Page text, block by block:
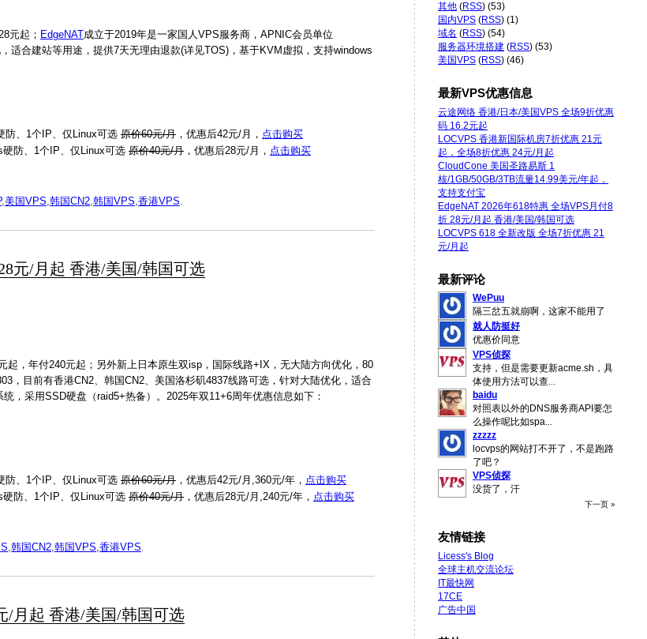
元起； EdgeNAT成立于2019年是一家国人VPS服务商，APNIC会员单位
适合建站等用途，提供7天无理由退款(详见TOS)，基于KVM虚拟，支持windows
防、1个IP、仅Linux可选 原价60元/月 ，优惠后42元/月， 点击购买
防、1个IP、仅Linux可选 原价40元/月 ，优惠后28元/月， 点击购买
, 美国VPS 韩国CN2 韩国VPS 香港VPS
元/月起 香港/美国/韩国可选
，年付240元起；另外新上日本原生双isp，国际线路+IX，无大陆方向优化，80
，目前有香港CN2、韩国CN2、美国洛杉矶4837线路可选，针对大陆优化，适合
，采用SSD硬盘（raid5+热备）。2025年双11+6周年优惠信息如下：
防、1个IP、仅Linux可选 原价60元/月 ，优惠后42元/月,360元/年， 点击购买
防、1个IP、仅Linux可选 原价40元/月 ，优惠后28元/月,240元/年， 点击购买
韩国CN2 韩国VPS 香港VPS
/月起 香港/美国/韩国可选
其他 (RSS) (53)
国内VPS (RSS) (1)
域名 (RSS) (54)
服务器环境搭建 (RSS) (53)
美国VPS (RSS) (46)
最新VPS优惠信息
云途网络 香港/日本/美国VPS 全场9折优惠
码 16.2元起
LOCVPS 香港新国际机房7折优惠 21元
起，全场8折优惠 24元/月起
CloudCone 美国圣路易斯 1
核/1GB/50GB/3TB流量14.99美元/年起，
支持支付宝
EdgeNAT 2026年618特惠 全场VPS月付8
折 28元/月起 香港/美国/韩国可选
LOCVPS 618 全新改版 全场7折优惠 21
元/月起
最新评论
WePuu
隔三岔五就崩啊，这家不能用了
就人防挺好
优惠价同意
VPS侦探
支持，但是需要更新acme.sh，具
体使用方法可以查
baidu
对照表以外的DNS服务商API要怎
么操作呢比如spa
zzzzz
locvps的网站打不开了，不是跑路
了吧？
VPS侦探
没货了，汗
下一页 »
友情链接
Licess's Blog
全球主机交流论坛
IT最快网
17CE
广告中国